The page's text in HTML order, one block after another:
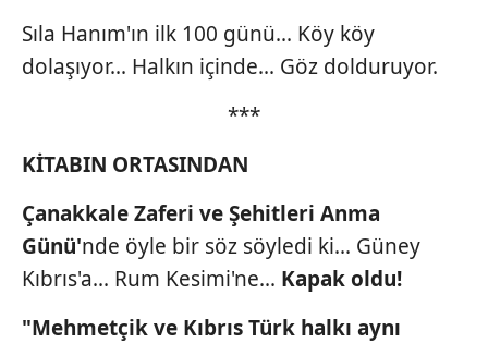
Sıla Hanım'ın ilk 100 günü... Köy köy
dolaşıyor... Halkın içinde... Göz dolduruyor.
***
KİTABIN ORTASINDAN
Çanakkale Zaferi ve Şehitleri Anma
Günü'nde öyle bir söz söyledi ki... Güney
Kıbrıs'a... Rum Kesimi'ne... Kapak oldu!
"Mehmetçik ve Kıbrıs Türk halkı aynı